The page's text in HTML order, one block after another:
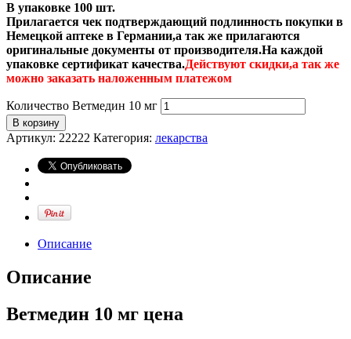
В упаковке 100 шт.
Прилагается чек подтверждающий подлинность покупки в
Немецкой аптеке в Германии,а так же прилагаются
оригинальные документы от производителя.На каждой
упаковке сертификат качества.Действуют скидки,а так же
можно заказать наложенным платежом
Количество Ветмедин 10 мг
В корзину
Артикул: 22222 Категория: лекарства
Описание
Описание
Ветмедин 10 мг цена